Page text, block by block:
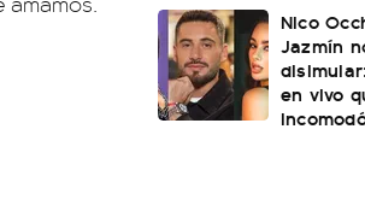
Nico
Jazmín
en vivo